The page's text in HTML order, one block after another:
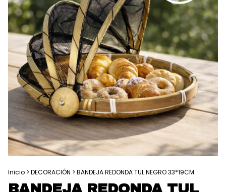
Inicio > DECORACIÓN > BANDEJA REDONDA TUL NEGRO 33*19CM
BANDEJA REDONDA TUL